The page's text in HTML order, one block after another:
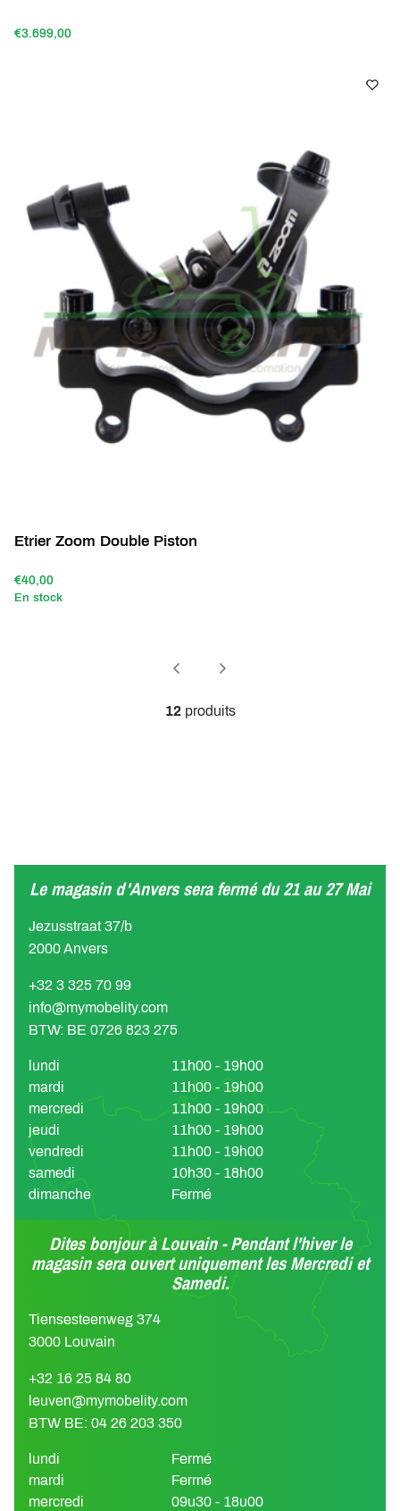
€3.699,00
Etrier Zoom Double Piston
€40,00
En stock
12produits
Le magasin d'Anvers sera fermé du 21 au 27 Mai
Jezusstraat 37/b
2000 Anvers
+32 3 325 70 99
info@mymobelity.com
BTW: BE 0726 823 275
lundi
11h00 - 19h00
mardi
11h00 - 19h00
mercredi
11h00 - 19h00
jeudi
11h00 - 19h00
vendredi
11h00 - 19h00
samedi
10h30 - 18h00
dimanche
Fermé
Dites bonjour à Louvain - Pendant l'hiver le
magasin sera ouvert uniquement les Mercredi et
Samedi.
Tiensesteenweg 374
3000 Louvain
+32 16 25 84 80
leuven@mymobelity.com
BTW BE: 04 26 203 350
lundi
Fermé
mardi
Fermé
mercredi
09u30 - 18u00